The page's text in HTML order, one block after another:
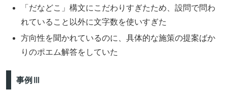
「だなどこ」構文にこだわりすぎたため、設問で問わ
れていること以外に文字数を使いすぎた
方向性を聞かれているのに、具体的な施策の提案ばか
りのポエム解答をしていた
事例Ⅲ